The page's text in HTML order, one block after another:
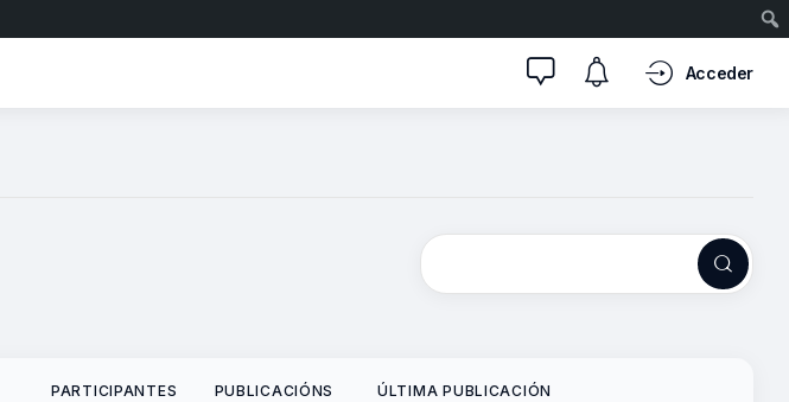
Acceder
PARTICIPANTES PUBLICACIÓNS ÚLTIMA PUBLICACIÓN